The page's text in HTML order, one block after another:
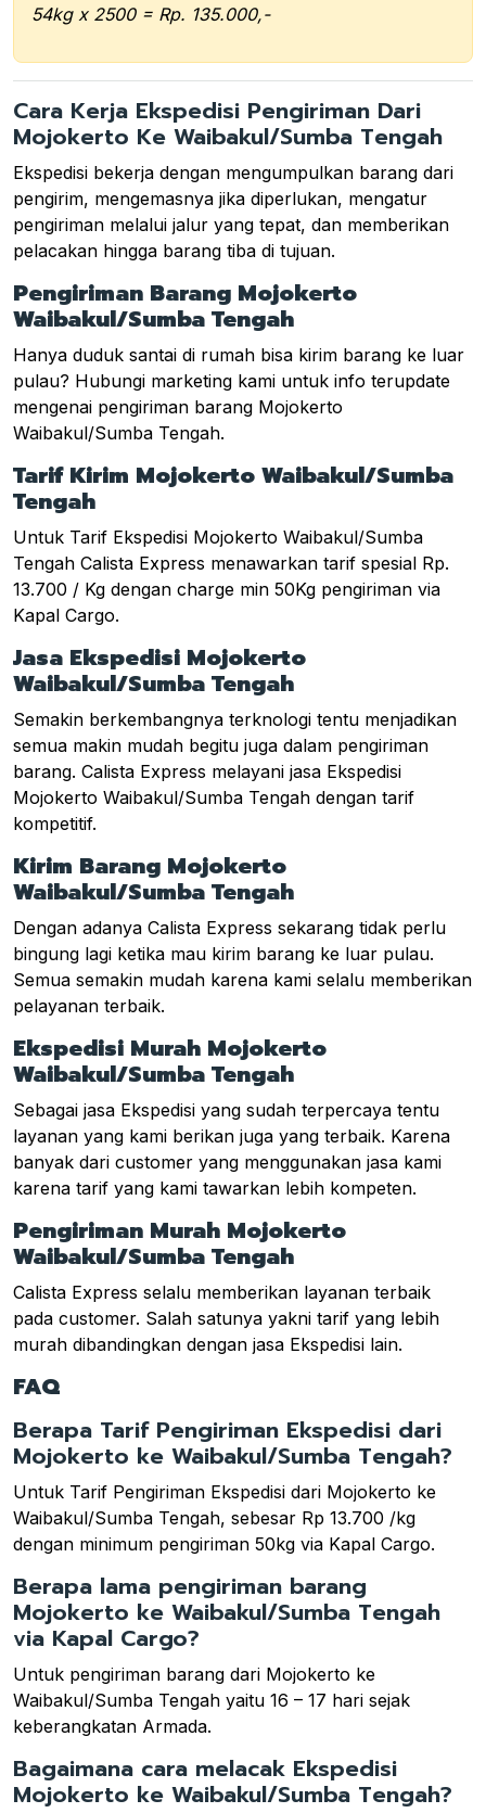
54kg x 2500 = Rp. 135.000,-
Cara Kerja Ekspedisi Pengiriman Dari
Mojokerto Ke Waibakul/Sumba Tengah
Ekspedisi bekerja dengan mengumpulkan barang dari
pengirim, mengemasnya jika diperlukan, mengatur
pengiriman melalui jalur yang tepat, dan memberikan
pelacakan hingga barang tiba di tujuan.
Pengiriman Barang Mojokerto
Waibakul/Sumba Tengah
Hanya duduk santai di rumah bisa kirim barang ke luar
pulau? Hubungi marketing kami untuk info terupdate
mengenai pengiriman barang Mojokerto
Waibakul/Sumba Tengah.
Tarif Kirim Mojokerto Waibakul/Sumba
Tengah
Untuk Tarif Ekspedisi Mojokerto Waibakul/Sumba
Tengah Calista Express menawarkan tarif spesial Rp.
13.700 / Kg dengan charge min 50Kg pengiriman via
Kapal Cargo.
Jasa Ekspedisi Mojokerto
Waibakul/Sumba Tengah
Semakin berkembangnya terknologi tentu menjadikan
semua makin mudah begitu juga dalam pengiriman
barang. Calista Express melayani jasa Ekspedisi
Mojokerto Waibakul/Sumba Tengah dengan tarif
kompetitif.
Kirim Barang Mojokerto
Waibakul/Sumba Tengah
Dengan adanya Calista Express sekarang tidak perlu
bingung lagi ketika mau kirim barang ke luar pulau.
Semua semakin mudah karena kami selalu memberikan
pelayanan terbaik.
Ekspedisi Murah Mojokerto
Waibakul/Sumba Tengah
Sebagai jasa Ekspedisi yang sudah terpercaya tentu
layanan yang kami berikan juga yang terbaik. Karena
banyak dari customer yang menggunakan jasa kami
karena tarif yang kami tawarkan lebih kompeten.
Pengiriman Murah Mojokerto
Waibakul/Sumba Tengah
Calista Express selalu memberikan layanan terbaik
pada customer. Salah satunya yakni tarif yang lebih
murah dibandingkan dengan jasa Ekspedisi lain.
FAQ
Berapa Tarif Pengiriman Ekspedisi dari
Mojokerto ke Waibakul/Sumba Tengah?
Untuk Tarif Pengiriman Ekspedisi dari Mojokerto ke
Waibakul/Sumba Tengah, sebesar Rp 13.700 /kg
dengan minimum pengiriman 50kg via Kapal Cargo.
Berapa lama pengiriman barang
Mojokerto ke Waibakul/Sumba Tengah
via Kapal Cargo?
Untuk pengiriman barang dari Mojokerto ke
Waibakul/Sumba Tengah yaitu 16 – 17 hari sejak
keberangkatan Armada.
Bagaimana cara melacak Ekspedisi
Mojokerto ke Waibakul/Sumba Tengah?